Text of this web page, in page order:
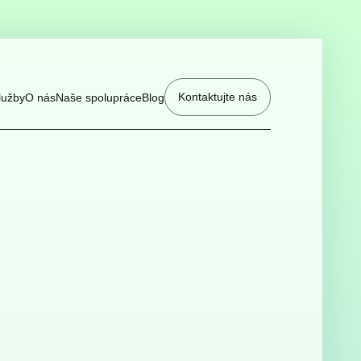
O násNaše spolupráceBlog Kontaktujte nás